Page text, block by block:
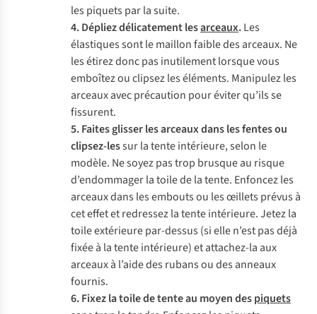
les piquets par la suite.
4. Dépliez délicatement lesarceaux.Les
élastiques sont le maillon faible des arceaux. Ne
les étirez donc pas inutilement lorsque vous
emboîtez ou clipsez les éléments. Manipulez les
arceaux avec précaution pour éviter qu’ils se
fissurent.
5. Faites glisser les arceaux dans les fentes ou
clipsez-lessur la tente intérieure, selon le
modèle. Ne soyez pas trop brusque au risque
d’endommager la toile de la tente. Enfoncez les
arceaux dans les embouts ou les œillets prévus à
cet effet et redressez la tente intérieure. Jetez la
toile extérieure par-dessus (si elle n’est pas déjà
fixée à la tente intérieure) et attachez-la aux
arceaux à l’aide des rubans ou des anneaux
fournis.
6.Fixez la toile de tente au moyen despiquets